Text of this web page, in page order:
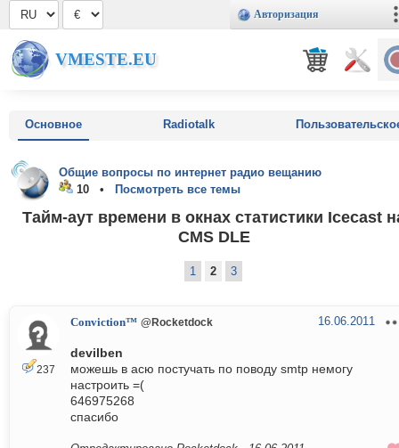
Авторизация
VMESTE.EU
Основное Radiotalk
Общие вопросы по интернет радио вещанию
10 •
Посмотреть все темы
Тайм-аут времени в окнах статистики Icecast
CMS DLE
1 2 3
237
Conviction™ @Rocketdock 16.06.2011
devilben
можешь в асю постучать по поводу smtp немогу
настроить =(
646975268
спасибо